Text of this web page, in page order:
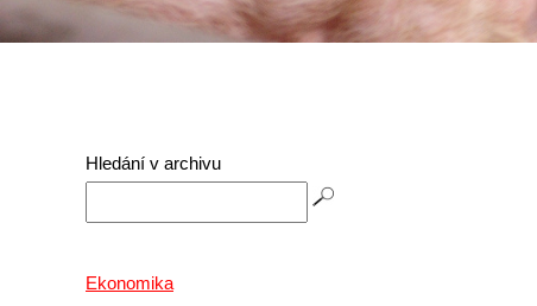
Hledání v archivu
Ekonomika